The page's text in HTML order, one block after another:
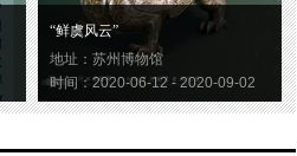
“鲜虞风云”
地址：苏州博物馆
时间：2020-06-12 - 2020-09-02